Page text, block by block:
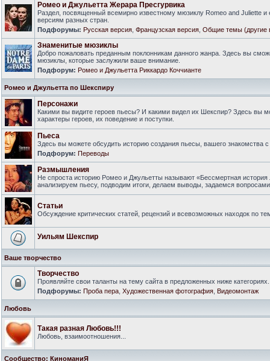
Ромео и Джульетта Жерара Пресгурвика
Раздел, посвященный всемирно известному мюзиклу Romeo and Juliette и
версиям разных стран.
Подфорумы: Русская версия Французская версия Общие темы (другие
Знаменитые мюзиклы
Добро пожаловать преданным поклонникам данного жанра. Здесь вы
мюзиклы, которые заслужили ваше внимание.
Подфорум: Ромео и Джульетта Риккардо Коччианте
Ромео и Джульетта по Шекспиру
Персонажи
Какими вы видите героев пьесы? И какими видел их Шекспир? Здесь вы
характеры героев, их поведение и поступки.
Пьеса
Здесь вы можете обсудить историю создания пьесы, вашего знакомства
Подфорум: Переводы
Размышления
Не спроста историю Ромео и Джульетты называют «Бессмертная
анализируем пьесу, подводим итоги, делаем выводы, задаемся
Статьи
Обсуждение критических статей, рецензий и всевозможных находок по
Уильям Шекспир
Ваше творчество
Творчество
Проявляйте свои таланты на тему сайта в предложенных ниже категориях.
Подфорумы: Проба пера Художественная фотография Видеомонтаж
Любовь
Такая разная Любовь!!!
Любовь, взаимоотношения...
Сообщество: КиноманиЯ